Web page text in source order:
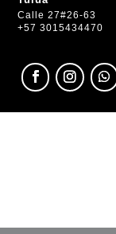
Calle 27#26-63
+57 3015434470